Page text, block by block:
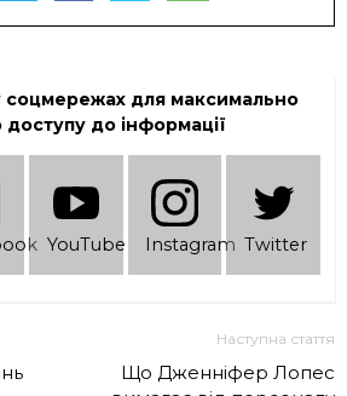
соцмережах для максимально
до інформації
YouTube Instagram Twitter
Наступна стаття
Що Дженніфер Лопес